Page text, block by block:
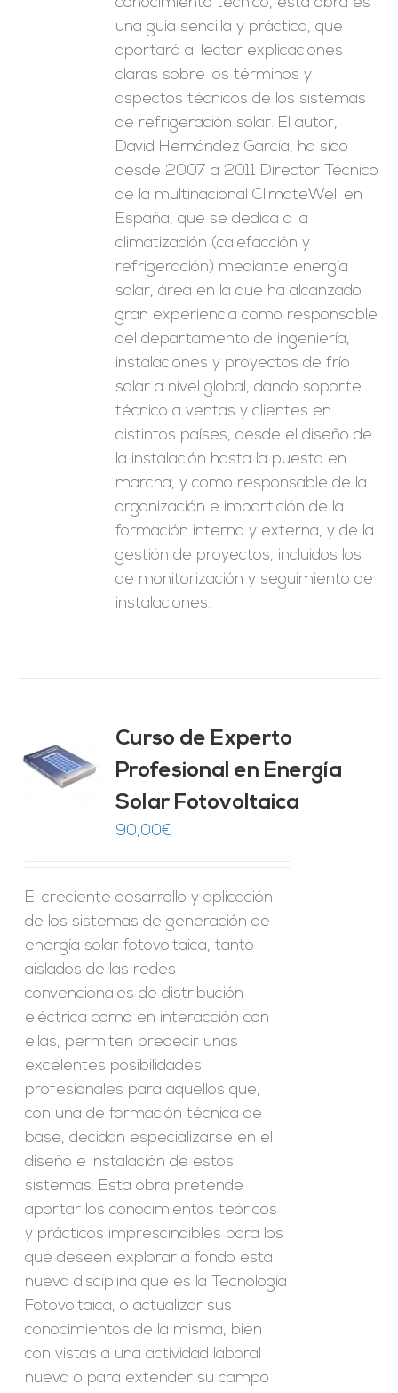
una guía sencilla y práctica, que
aportará al lector explicaciones
claras sobre los términos y
aspectos técnicos de los sistemas
de refrigeración solar. El autor,
David Hernández García, ha sido
desde 2007 a 2011 Director Técnico
de la multinacional ClimateWell en
España, que se dedica a la
climatización (calefacción y
refrigeración) mediante energía
solar, área en la que ha alcanzado
gran experiencia como responsable
del departamento de ingeniería,
instalaciones y proyectos de frío
solar a nivel global, dando soporte
técnico a ventas y clientes en
distintos países, desde el diseño de
la instalación hasta la puesta en
marcha, y como responsable de la
organización e impartición de la
formación interna y externa, y de la
gestión de proyectos, incluidos los
de monitorización y seguimiento de
instalaciones.
Curso de Experto
Profesional en Energía
Solar Fotovoltaica
90,00€
El creciente desarrollo y aplicación
de los sistemas de generación de
energía solar fotovoltaica, tanto
aislados de las redes
convencionales de distribución
eléctrica como en interacción con
ellas, permiten predecir unas
excelentes posibilidades
profesionales para aquellos que,
con una de formación técnica de
base, decidan especializarse en el
diseño e instalación de estos
sistemas. Esta obra pretende
aportar los conocimientos teóricos
y prácticos imprescindibles para los
que deseen explorar a fondo esta
nueva disciplina que es la Tecnología
Fotovoltaica, o actualizar sus
conocimientos de la misma, bien
con vistas a una actividad laboral
nueva o para extender su campo